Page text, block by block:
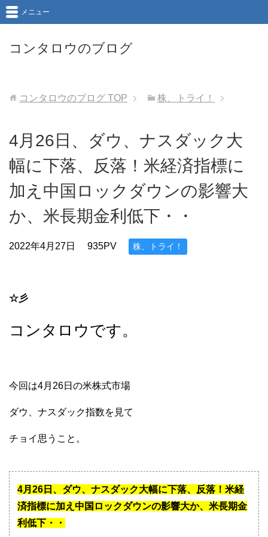
コンタロウのブログ
メニュー
コンタロウのブログ TOP 株、トライ！
4月26日、ダウ、ナスダック大
幅に下落、反落！米経済指標に
加え中国ロックダウンの影響大
か、米長期金利低下・・
2022年4月27日 935PV 株、トライ！
☆彡
コンタロウです。
今回は4月26日の米株式市場
ダウ、ナスダック指数を見て
チョイ思うこと。
4月26日、ダウ、ナスダック大幅に下落、反落！米経
済指標に加え中国ロックダウンの影響大か、米長期金
利低下・・